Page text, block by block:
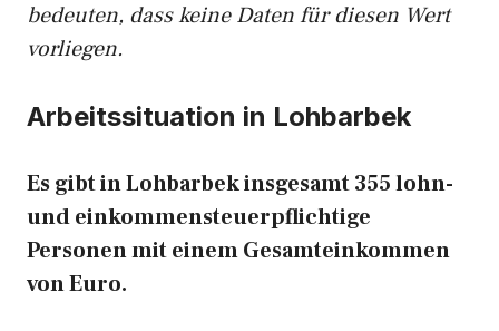
bedeuten, dass keine Daten für diesen Wert
vorliegen.
Arbeitssituation in Lohbarbek
Es gibt in Lohbarbek insgesamt 355 lohn-
und einkommensteuerpflichtige
Personen mit einem Gesamteinkommen
von Euro.